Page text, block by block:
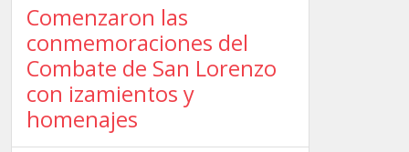
Comenzaron las
conmemoraciones del
Combate de San Lorenzo
con izamientos y
homenajes